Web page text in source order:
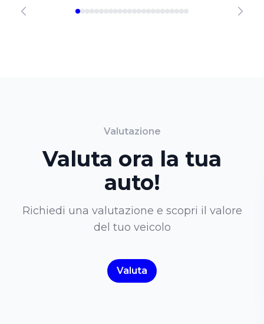
Valutazione
Valuta ora la tua
auto!
Richiedi una valutazione e scopri il valore
del tuo veicolo
Valuta